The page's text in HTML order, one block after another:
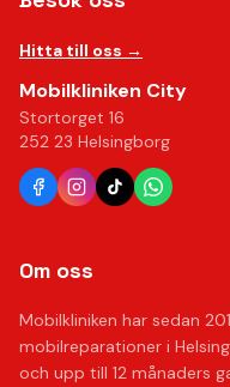
Hitta till oss →
Mobilkliniken City
Stortorget 16
252 23 Helsingborg
Om oss
Mobilkliniken har sedan
mobilreparationer i
och upp till 12 månaders